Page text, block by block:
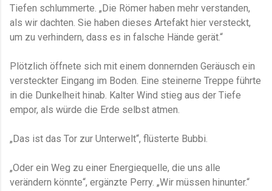
Tiefen schlummerte. „Die Römer haben mehr verstanden,
als wir dachten. Sie haben dieses Artefakt hier versteckt,
um zu verhindern, dass es in falsche Hände gerät.“
Plötzlich öffnete sich mit einem donnernden Geräusch ein
versteckter Eingang im Boden. Eine steinerne Treppe führte
in die Dunkelheit hinab. Kalter Wind stieg aus der Tiefe
empor, als würde die Erde selbst atmen.
„Das ist das Tor zur Unterwelt“, flüsterte Bubbi.
„Oder ein Weg zu einer Energiequelle, die uns alle
verändern könnte“, ergänzte Perry. „Wir müssen hinunter.“